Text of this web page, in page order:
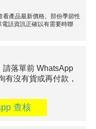
產品最新價格。部份季節性
話資訊正確以有需要時聯
落單前 WhatsApp
有沒有貨或再付款，
查核